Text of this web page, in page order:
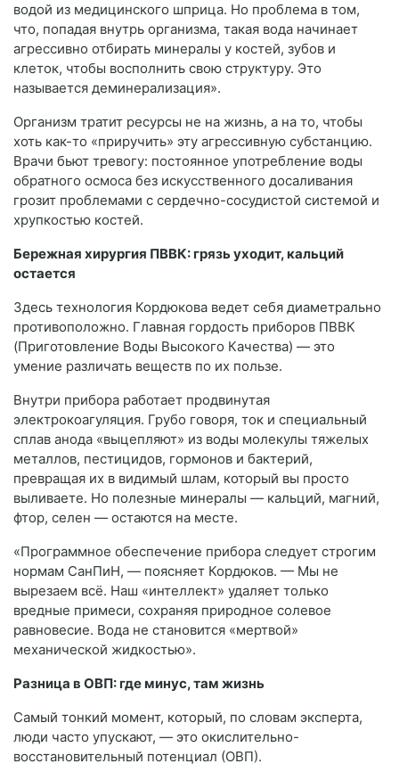
водой из медицинского шприца. Но проблема в том,
что, попадая внутрь организма, такая вода начинает
агрессивно отбирать минералы у костей, зубов и
клеток, чтобы восполнить свою структуру. Это
называется деминерализация».
Организм тратит ресурсы не на жизнь, а на то, чтобы
хоть как-то «приручить» эту агрессивную субстанцию.
Врачи бьют тревогу: постоянное употребление воды
обратного осмоса без искусственного досаливания
грозит проблемами с сердечно-сосудистой системой и
хрупкостью костей.
Бережная хирургия ПВВК: грязь уходит, кальций
остается
Здесь технология Кордюкова ведет себя диаметрально
противоположно. Главная гордость приборов ПВВК
(Приготовление Воды Высокого Качества) — это
умение различать веществ по их пользе.
Внутри прибора работает продвинутая
электрокоагуляция. Грубо говоря, ток и специальный
сплав анода «выцепляют» из воды молекулы тяжелых
металлов, пестицидов, гормонов и бактерий,
превращая их в видимый шлам, который вы просто
выливаете. Но полезные минералы — кальций, магний,
фтор, селен — остаются на месте.
«Программное обеспечение прибора следует строгим
нормам СанПиН, — поясняет Кордюков. — Мы не
вырезаем всё. Наш «интеллект» удаляет только
вредные примеси, сохраняя природное солевое
равновесие. Вода не становится «мертвой»
механической жидкостью».
Разница в ОВП: где минус, там жизнь
Самый тонкий момент, который, по словам эксперта,
люди часто упускают, — это окислительно-
восстановительный потенциал (ОВП).